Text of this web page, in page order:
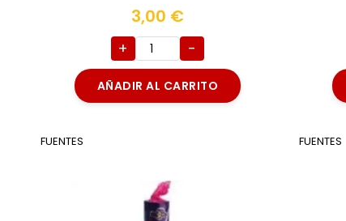
3,00 €
+ -
AÑADIR AL CARRITO
FUENTES FUENTES